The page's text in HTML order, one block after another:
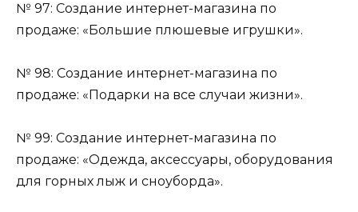
№ 97: Создание интернет-магазина по
продаже: «Большие плюшевые игрушки».
№ 98: Создание интернет-магазина по
продаже: «Подарки на все случаи жизни».
№ 99: Создание интернет-магазина по
продаже: «Одежда, аксессуары, оборудования
для горных лыж и сноуборда».